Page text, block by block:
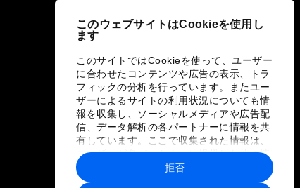
このウェブサイトはCookieを使用し
ます
このサイトではCookieを使って、ユーザー
に合わせたコンテンツや広告の表示、トラ
フィックの分析を行っています。またユー
ザーによるサイトの利用状況についても情
報を収集し、ソーシャルメディアや広告配
信、データ解析の各パートナーに情報を共
有しています。ここで収集された情報は、
ユーザーが各パートナーに提供した他の情
報や各パートナーのサービスを使用した際
に収集された情報と組み合わされ、各パー
拒否